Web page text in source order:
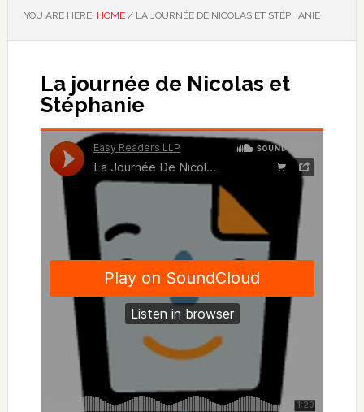
YOU ARE HERE: HOME /LA JOURNÉE DE NICOLAS ET STÉPHANIE
La journée de Nicolas et
Stéphanie